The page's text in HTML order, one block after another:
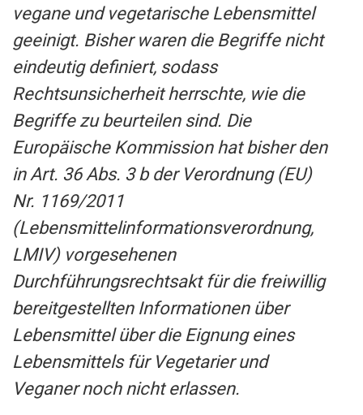
vegane und vegetarische Lebensmittel
geeinigt. Bisher waren die Begriffe nicht
eindeutig definiert, sodass
Rechtsunsicherheit herrschte, wie die
Begriffe zu beurteilen sind. Die
Europäische Kommission hat bisher den
in Art. 36 Abs. 3 b der Verordnung (EU)
Nr. 1169/2011
(Lebensmittelinformationsverordnung,
LMIV) vorgesehenen
Durchführungsrechtsakt für die freiwillig
bereitgestellten Informationen über
Lebensmittel über die Eignung eines
Lebensmittels für Vegetarier und
Veganer noch nicht erlassen.